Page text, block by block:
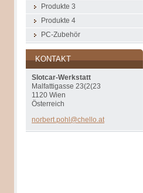
Produkte 3
Produkte 4
PC-Zubehör
KONTAKT
Slotcar-Werkstatt
Malfattigasse 23(2(23
1120 Wien
Österreich
norbert. pohl@che llo.at